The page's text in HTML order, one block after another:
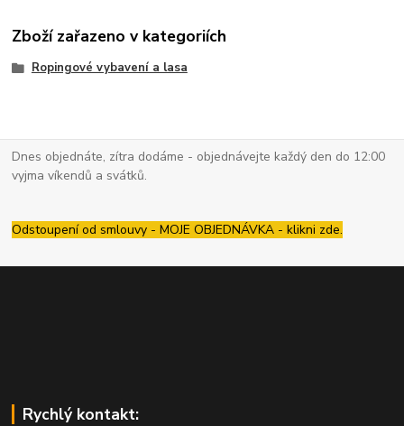
Zboží zařazeno v kategoriích
Ropingové vybavení a lasa
Dnes objednáte, zítra dodáme - objednávejte každý den do 12:00
vyjma víkendů a svátků.
Odstoupení od smlouvy - MOJE OBJEDNÁVKA - klikni zde.
Rychlý kontakt: